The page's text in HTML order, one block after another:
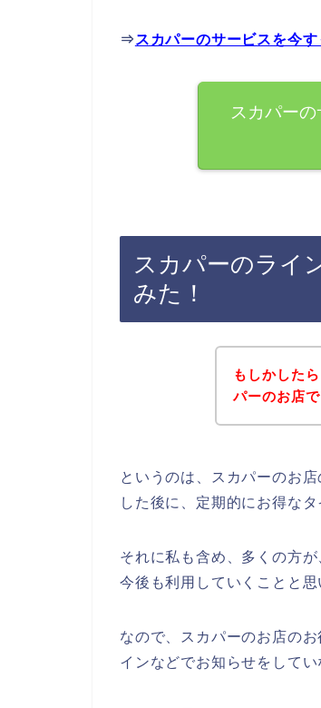
⇒ スカパーのサービスを今
スカパー
スカパーのライ
みた！
もしかした
パーのお店
というのは、スカパーのお
した後に、定期的にお得な
それに私も含め、多くの方
今後も利用していくことと思
なので、スカパーのお店の
インなどでお知らせをして